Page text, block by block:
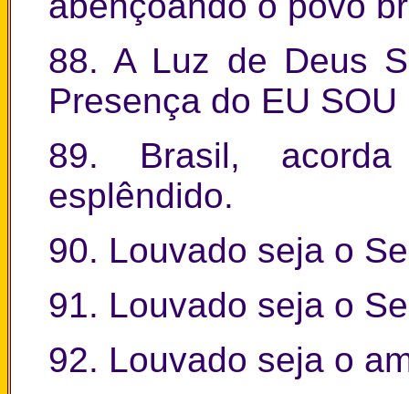
88. A Luz de Deus
Presença do EU
89. Brasil,
esplêndido.
90. Louvado seja o
91. Louvado seja o
92. Louvado seja o